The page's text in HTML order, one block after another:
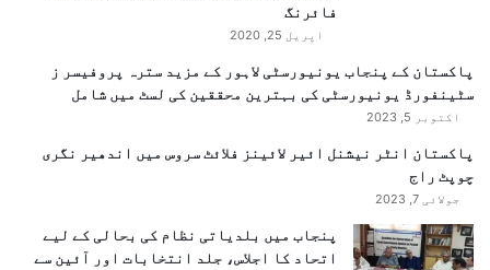
فائرنگ
اپریل 25, 2020
پاکستان کے پنجاب یونیورسٹی لاہور کے مزید سترہ پروفیسر ز
سٹینفورڈ یونیورسٹی کی بہترین محققین کی لسٹ میں شامل
اکتوبر 5, 2023
پاکستان انٹر نیشنل ائیر لائینز فلائٹ سروس میں اندھیر نگری
چوپٹ راج
جولائی 7, 2023
پنجاب میں بلدیاتی نظام کی بحالی کے لیے
اتحاد کا اجلاس، جلد انتخابات اور آئین سے